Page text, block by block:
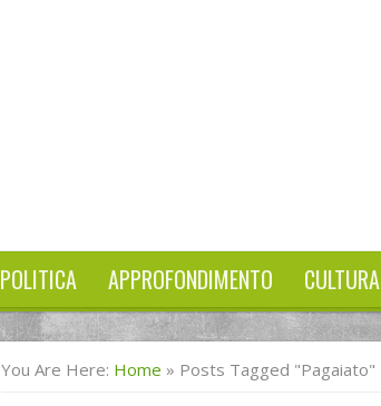
POLITICA APPROFONDIMENTO CULTURA
You Are Here: Home » Posts Tagged "pagaiato"